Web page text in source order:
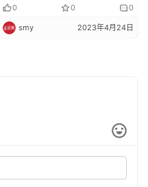
0 0 0
smy 2023年4月24日